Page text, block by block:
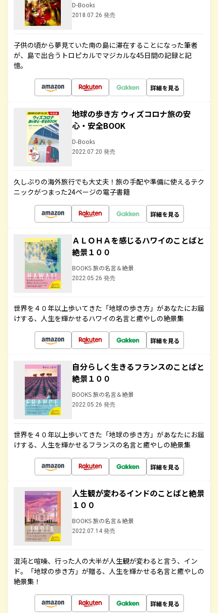
D-Books
2018.07.26 発売
子供の頃から夢見ていた南の島に滞在することになった筆者
が、島で出合うトロピカルでマジカルな45日間の記録と記
憶。
詳細を見る
地球の歩き方 ウィズコロナ旅の安
心・安全BOOK
D-Books
2022.07.20 発売
久しぶりの海外旅行でも大丈夫！旅の手配や準備に使えるテク
ニックがつまった24ページの電子書籍
詳細を見る
ＡＬＯＨＡを感じるハワイのことばと
絶景１００
BOOKS 旅の名言＆絶景
2022.05.26 発売
世界を４０年以上歩いてきた「地球の歩き方」があなたにお届
けする、人生を輝かせるハワイの名言と癒やしの絶景集
詳細を見る
自分らしく生きるフランスのことばと
絶景１００
BOOKS 旅の名言＆絶景
2022.05.26 発売
世界を４０年以上歩いてきた「地球の歩き方」があなたにお届
けする、人生を輝かせるフランスの名言と癒やしの絶景集
詳細を見る
人生観が変わるインドのことばと絶景
１００
BOOKS 旅の名言＆絶景
2022.07.14 発売
混沌と喧噪、行った人の大半が人生観が変わると言う、イン
ド。「地球の歩き方」が贈る、人生を輝かせる名言と癒やしの
絶景集！
詳細を見る